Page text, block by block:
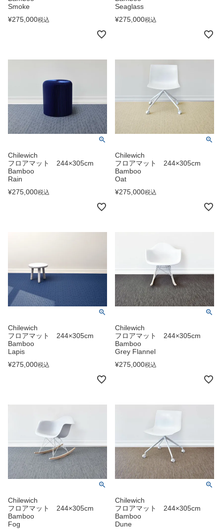
Smoke
¥275,000税込
Seaglass
¥275,000税込
Chilewich
フロアマット 244×305cm
Bamboo
Rain
¥275,000税込
Chilewich
フロアマット 244×305cm
Bamboo
Oat
¥275,000税込
Chilewich
フロアマット 244×305cm
Bamboo
Lapis
¥275,000税込
Chilewich
フロアマット 244×305cm
Bamboo
Grey Flannel
¥275,000税込
Chilewich
フロアマット 244×305cm
Bamboo
Fog
Chilewich
フロアマット 244×305cm
Bamboo
Dune